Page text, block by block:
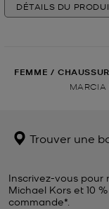
DÉTAILS DU
FEMME /
MARCIA
Trouver une
Inscrivez-vous pour
Michael Kors et 10
commande*.